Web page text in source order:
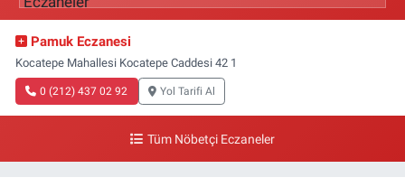
Pamuk Eczanesi
Kocatepe Mahallesi Kocatepe Caddesi 42 1
0 (212) 437 02 92 Yol Tarifi Al
Tüm Nöbetçi Eczaneler